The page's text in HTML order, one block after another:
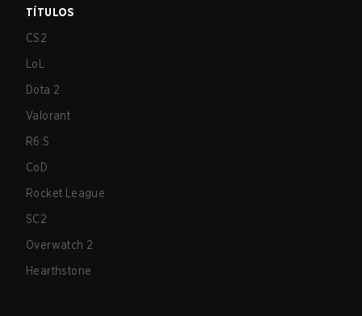
TÍTULOS
CS2
LoL
Dota 2
Valorant
R6:S
CoD
Rocket League
SC2
Overwatch 2
Hearthstone